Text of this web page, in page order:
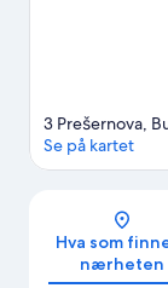
3 Prešernova,
Se på kartet
Hva som
nærheten